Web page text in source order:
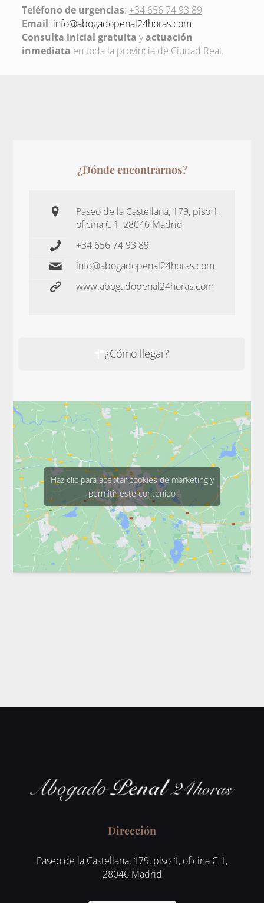
Teléfono de urgencias: +34 656 74 93 89
Email: info@abogadopenal24horas.com
Consulta inicial gratuita yactuación
inmediata en toda la provincia de Ciudad Real.
Haz clic para aceptar cookies de marketing y
permitir este contenido
¿Dónde encontrarnos?
Paseo de la Castellana, 179, piso 1,
oficina C 1, 28046 Madrid
+34 656 74 93 89
info@abogadopenal24horas.com
www.abogadopenal24horas.com
¿Cómo llegar?
Dirección
Paseo de la Castellana, 179, piso 1, oficina C 1,
28046 Madrid